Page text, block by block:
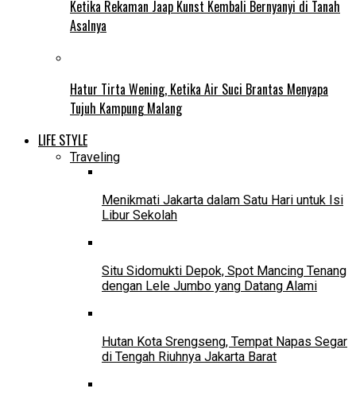
Ketika Rekaman Jaap Kunst Kembali Bernyanyi di Tanah
Asalnya
Hatur Tirta Wening, Ketika Air Suci Brantas Menyapa
Tujuh Kampung Malang
LIFE STYLE
Traveling
Menikmati Jakarta dalam Satu Hari untuk Isi
Libur Sekolah
Situ Sidomukti Depok, Spot Mancing Tenang
dengan Lele Jumbo yang Datang Alami
Hutan Kota Srengseng, Tempat Napas Segar
di Tengah Riuhnya Jakarta Barat